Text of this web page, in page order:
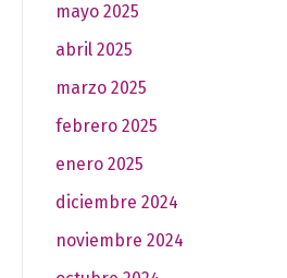
mayo 2025
abril 2025
marzo 2025
febrero 2025
enero 2025
diciembre 2024
noviembre 2024